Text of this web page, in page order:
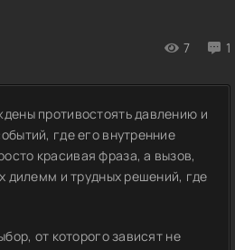
7 1
противостоять давлению и
где его внутренние
красивая фраза, а вызов,
дилемм и трудных решений, где
от которого зависят не